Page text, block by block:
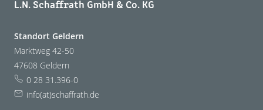
L.N. Schaffrath GmbH & Co. KG
Standort Geldern
Marktweg 42-50
47608 Geldern
0 28 31.396-0
info(at)schaffrath.de